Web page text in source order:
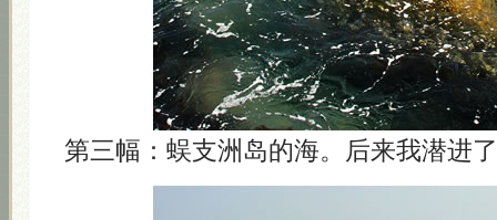
第三幅：蜈支洲岛的海。后来我潜进